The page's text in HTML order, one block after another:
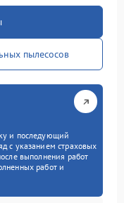
пылесосов
и последующий
с указанием страховых
выполнения работ
работ и